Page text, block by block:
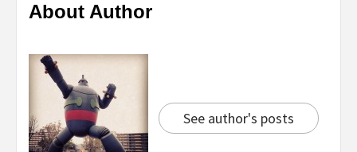
About Author
See author's posts